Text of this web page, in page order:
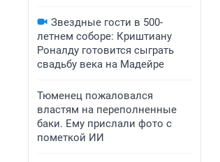
Звездные гости в 500-
летнем соборе: Криштиану
Роналду готовится сыграть
свадьбу века на Мадейре
Тюменец пожаловался
властям на переполненные
баки. Ему прислали фото с
пометкой ИИ